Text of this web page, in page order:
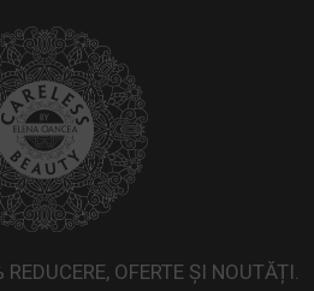
OFERTE ȘI NOUTĂȚI.